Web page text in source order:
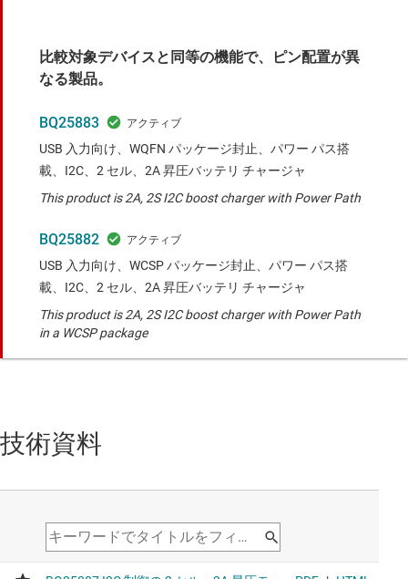
比較対象デバイスと同等の機能で、ピン配置が異
なる製品。
BQ25883
USB 入力向け、WQFN パッケージ封止、パワー パス搭
載、I2C、2 セル、2A 昇圧バッテリ チャージャ
This product is 2A, 2S I2C boost charger with Power Path
BQ25882
USB 入力向け、WCSP パッケージ封止、パワー パス搭
載、I2C、2 セル、2A 昇圧バッテリ チャージャ
This product is 2A, 2S I2C boost charger with Power Path
in a WCSP package
技術資料